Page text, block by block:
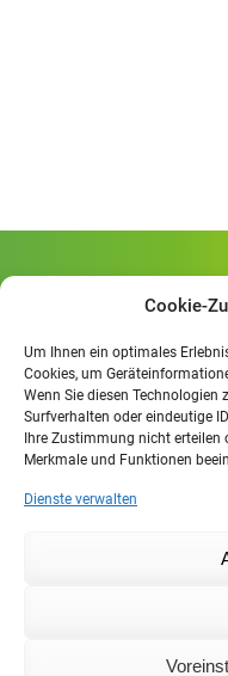
Cookie-
Um Ihnen ein optimales
Cookies, um
Wenn Sie diesen
Surfverhalten oder eindeutige
Ihre Zustimmung nicht
Merkmale und Funktionen
Dienste verwalten
Rheinlandstraße 80
Öffnungszeiten
Mo. -
Mo. -